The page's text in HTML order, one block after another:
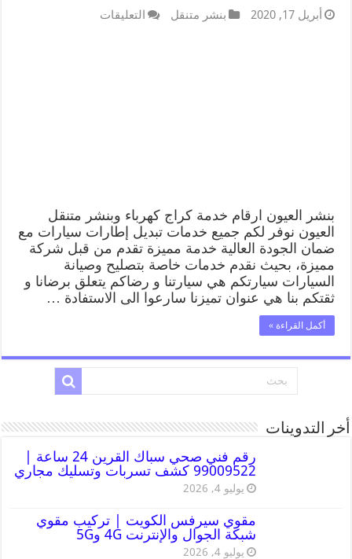
أبريل 17, 2020 بنشر متنقل التعليقات
بنشر العيون ارقام خدمة كراج كهرباء وبنشر متنقل
العيون نوفر لكم جميع خدمات تبديل إطارات سيارات مع
ضمان الجودة العالية خدمة مميزة تقدم من قبل شركة
مميزة، بحيث نقدم خدمات خاصة بتصليح وصيانة
السيارات سيارتكم هي سيارتنا و رضاكم يتعلق برضانا و
ثقتكم بنا هي عنوان تميزنا سارعوا الى الاستفادة …
أكمل القراءة »
أخر التدوينات
رقم فني صحي سباك القرين 24 ساعة |
99009522 كشف تسربات وتسليك مجاري
يوليو 4, 2026
مقوي سيرفس الكويت | تركيب مقوي
شبكة الجوال والإنترنت 4G و5G
يوليو 4, 2026